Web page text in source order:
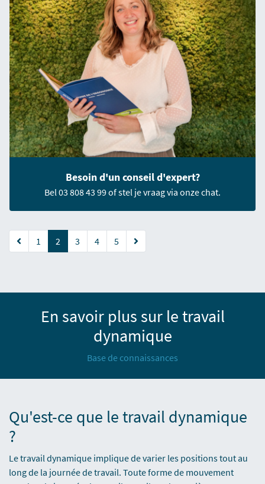
Besoin d'un conseil d'expert?
Bel 03 808 43 99 of stel je vraag via onze chat.
1 2 (current)
3 4 5
En savoir plus sur le travail
dynamique
Base de connaissances
Qu'est-ce que le travail dynamique
?
Le travail dynamique implique de varier les positions tout au
long de la journée de travail. Toute forme de mouvement